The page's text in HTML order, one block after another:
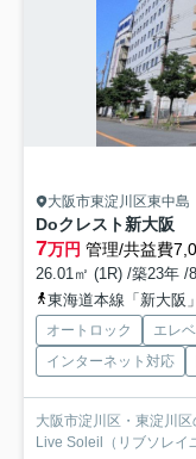
大阪市東淀川区東中島
Doクレスト新大阪
7万円 管理/共益費
26.01㎡ (1R) /築23年 /
東海道本線「新大阪
オートロック エレ
インターネット対応
大阪市淀川区・東淀川
Live Soleil（リブソレ